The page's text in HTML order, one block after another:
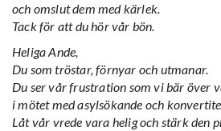
och omslut dem med kärlek.
Tack för att du hör vår bön.
Heliga Ande,
Du som tröstar, förnyar och utmanar.
Du ser vår frustration som vi bär över
i mötet med asylsökande och
Låt vår vrede vara helig och stärk den